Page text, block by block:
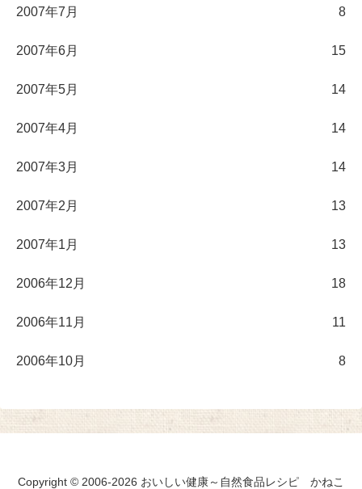
2007年7月 8
2007年6月 15
2007年5月 14
2007年4月 14
2007年3月 14
2007年2月 13
2007年1月 13
2006年12月 18
2006年11月 11
2006年10月 8
Copyright © 2006-2026 おいしい健康～自然食品レシピ かねこ